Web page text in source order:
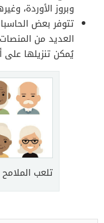
وبروز الأوردة،
تتوفر بعض
العديد من
يُمكن تنزيلها على
تلعب